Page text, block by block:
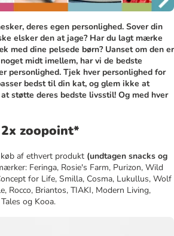
deres egen personlighed. Sover din
elsker den at jage? Har du lagt mærke
med dine pelsede børn? Uanset om den er
midt imellem, har vi de bedste
personlighed. Tjek hver personlighed for
bedst til din kat, og glem ikke at
støtte deres bedste livsstil! Og med hver
2x zoopoint*
af ethvert produkt (undtagen snacks og
Feringa, Rosie's Farm, Purizon, Wild
for Life, Smilla, Cosma, Lukullus, Wolf
Rocco, Briantos, TIAKI, Modern Living,
og Kooa.